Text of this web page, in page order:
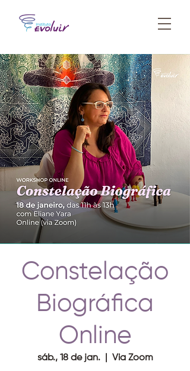
Constelação
Biográfica
Online
sáb., 18 de jan.
  |
Via Zoom